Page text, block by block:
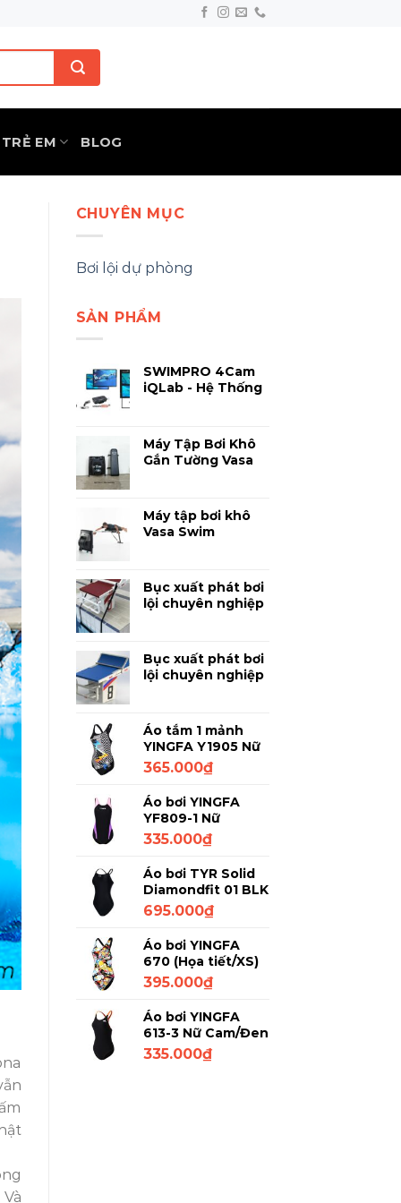
TRẺ EM BLOG
CHUYÊN MỤC
Bơi lội dự phòng
SẢN PHẨM
SWIMPRO 4Cam
iQLab - Hệ Thống
Chuyên Sâu
Máy Tập Bơi Khô
Gắn Tường Vasa
Luyện Bơi Chuyên
Nghiệp Tại Nhà
Máy tập bơi khô
Vasa Swim
bơi lội chuyên
nghiệp
Bục xuất phát bơi
lội chuyên nghiệp
Thanh Đạp
Bục xuất phát bơi
lội chuyên nghiệp
Áo tắm 1 mảnh
YINGFA Y1905 Nữ
Đen họa tiết 2XL
365.000₫
Áo bơi YINGFA
YF809-1 Nữ
Đen/Tím/Trắng XL
335.000₫
Áo bơi TYR Solid
Diamondfit 01 BLK
Đen L/32
695.000₫
Áo bơi YINGFA
670 (Họa tiết/XS)
395.000₫
Áo bơi YINGFA
613-3 Nữ Cam/Đen
M
335.000₫